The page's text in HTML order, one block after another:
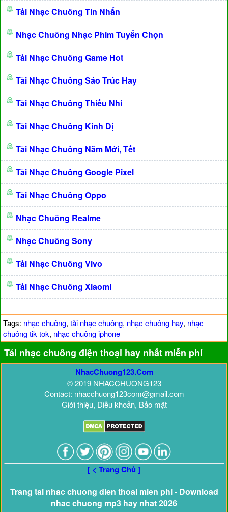
Tải Nhạc Chuông Tin Nhắn
Nhạc Chuông Nhạc Phim Tuyển Chọn
Tải Nhạc Chuông Game Hot
Tải Nhạc Chuông Sáo Trúc Hay
Tải Nhạc Chuông Thiếu Nhi
Tải Nhạc Chuông Kinh Dị
Tải Nhạc Chuông Năm Mới, Tết
Tải Nhạc Chuông Google Pixel
Tải Nhạc Chuông Oppo
Nhạc Chuông Realme
Nhạc Chuông Sony
Tải Nhạc Chuông Vivo
Tải Nhạc Chuông Xiaomi
Tags: nhạc chuông, tải nhạc chuông, nhạc chuông hay, nhạc
chuông tik tok, nhạc chuông iphone
Tải nhạc chuông điện thoại hay nhất miễn phí
NhacChuong123.Com
© 2019 NHACCHUONG123
Contact: nhacchuong123com@gmail.com
Giới thiệu, Điều khoản, Bảo mật
[ < Trang Chủ ]
Trang tai nhac chuong dien thoai mien phi - Download
nhac chuong mp3 hay nhat 2026